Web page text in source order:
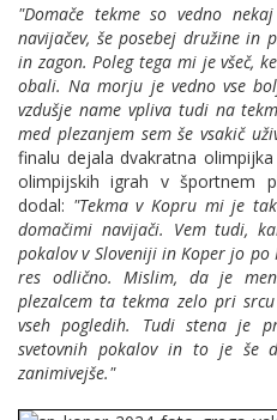
"Domače tekme so vedno
navijačev, še posebej družine in
in zagon. Poleg tega mi je všeč,
obali. Na morju je vedno vse
vzdušje name vpliva tudi na
med plezanjem sem še vsakič
finalu dejala dvakratna olimpijka
olimpijskih igrah v športnem
dodal: "Tekma v Kopru mi je
domačimi navijači. Vem tudi,
pokalov v Sloveniji in Koper jo
res odlično. Mislim, da je
plezalcem ta tekma zelo pri
vseh pogledih. Tudi stena je
svetovnih pokalov in to je še
zanimivejše."